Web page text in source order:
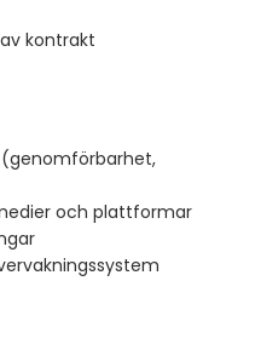
kontrakt
och plattformar